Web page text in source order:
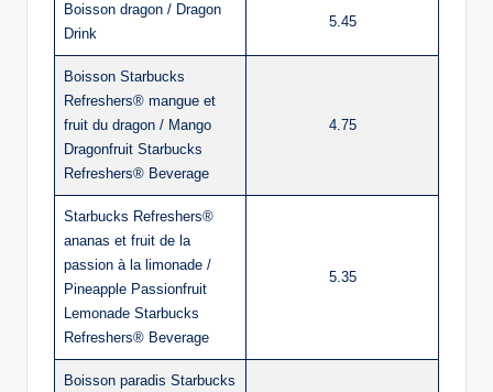
Boisson dragon / Dragon
Drink
5.45
Boisson Starbucks
Refreshers® mangue et
fruit du dragon / Mango
Dragonfruit Starbucks
Refreshers® Beverage
4.75
Starbucks Refreshers®
ananas et fruit de la
passion à la limonade /
Pineapple Passionfruit
Lemonade Starbucks
Refreshers® Beverage
5.35
Boisson paradis Starbucks